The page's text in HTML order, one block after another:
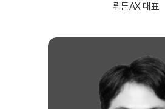
뤼튼AX 대표